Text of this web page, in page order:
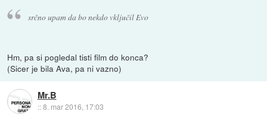
srčno upam da bo nekdo vključil Evo
Hm, pa si pogledal tisti film do konca?
(Sicer je bila Ava, pa ni vazno)
Mr.B
::8. mar 2016, 17:03